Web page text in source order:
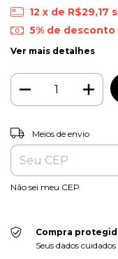
12 x de R$29,17
5% de desconto
Ver mais detalhes
Entregas para o CEP:
Meios de envio
Não sei meu CEP
Compra
Seus dados